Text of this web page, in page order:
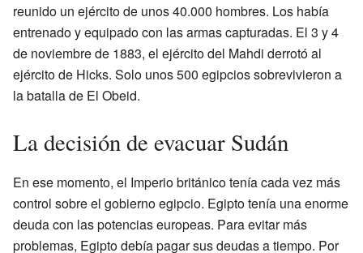
reunido un ejército de unos 40.000 hombres. Los había
entrenado y equipado con las armas capturadas. El 3 y 4
de noviembre de 1883, el ejército del Mahdi derrotó al
ejército de Hicks. Solo unos 500 egipcios sobrevivieron a
la batalla de El Obeid.
La decisión de evacuar Sudán
En ese momento, el Imperio británico tenía cada vez más
control sobre el gobierno egipcio. Egipto tenía una enorme
deuda con las potencias europeas. Para evitar más
problemas, Egipto debía pagar sus deudas a tiempo. Por